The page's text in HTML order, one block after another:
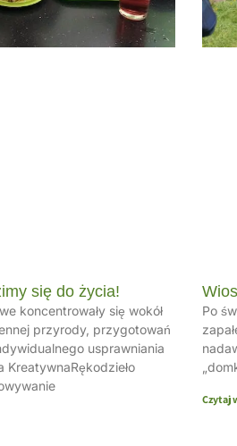
się do życia!
koncentrowały się wokół
przyrody, przygotowań
usprawniania
KreatywnaRękodzieło
Po
Czytaj